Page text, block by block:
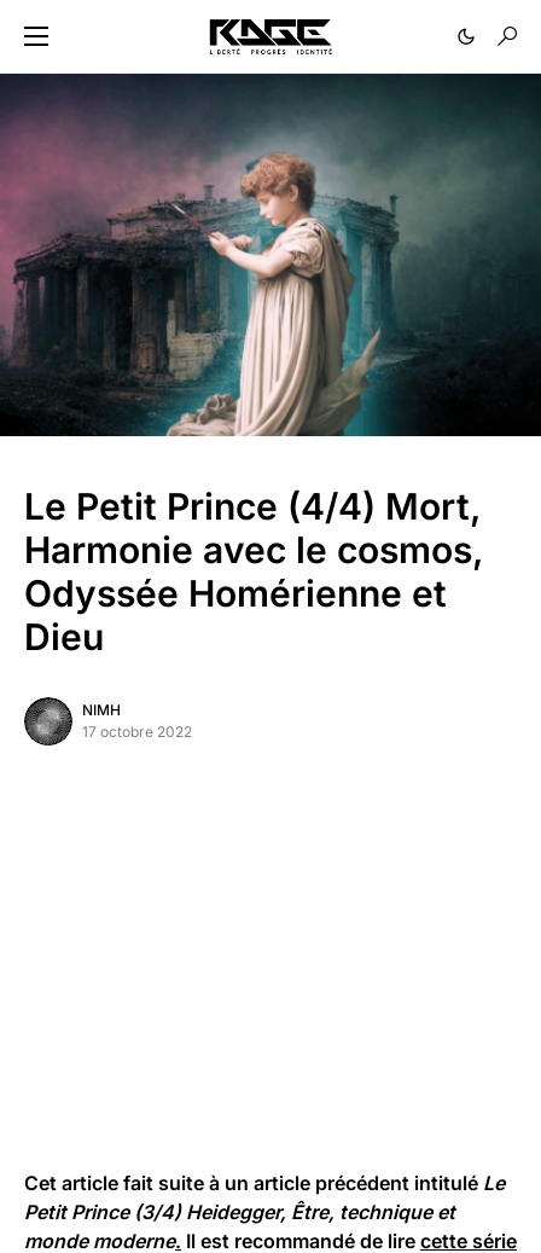
Le Petit Prince (4/4) Mort,
Harmonie avec le cosmos,
Odyssée Homérienne et
Dieu
NIMH
17 octobre 2022
Cet article fait suite à un article précédent intitulé Le
Petit Prince (3/4) Heidegger, Être, technique et
monde moderne. Il est recommandé de lire cette série